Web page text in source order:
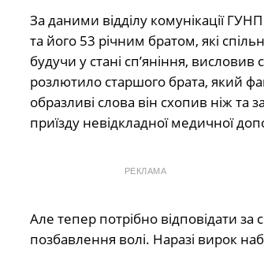
За даними відділу комунікації
та його 53 річним братом, які
будучи у стані сп’яніння,
розлютило старшого брата, який
образливі слова він схопив ніж
приїзду невідкладної медичної
РЕКЛАМА
Але тепер потрібно відповідати
позбавлення волі. Наразі вирок